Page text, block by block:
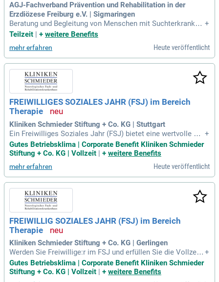
AGJ-Fachverband Prävention und Rehabilitation in der
Erzdiözese Freiburg e.V. | Sigmaringen
Beratung und Begleitung von Menschen mit Suchterkrankun
gen; Durchführung ambulanter Suchtrehabilitation (ARS); Ein
im regionalen Hilfesystem.
+
Teilzeit
+ weitere Benefits
mehr erfahren Heute veröffentlicht
FREIWILLIGES SOZIALES JAHR (FSJ) im Bereich
Therapie
Kliniken Schmieder Stiftung + Co. KG | Stuttgart
Ein Freiwilliges Soziales Jahr (FSJ) bietet eine wertvolle Gel
egenheit für junge Erwachsene, die ihr 27. Lebensjahr noch
nicht vollendet haben. Das FSJ dauert in der Regel 12 Monat
e, kann aber auf 6 Monate verkürzt oder bis zu 18 Monate ve
rlängert werden. Teamfähigkeit, Zuverlässigkeit und Freude
am Umgang mit Menschen sind essenziell. Bitte beachten S
ie, dass wir keine Unterkunftsmöglichkeiten anbieten und D
eutschkenntnisse auf dem Niveau B2 erforderlich sind. Wer
den Sie Teil eines interdisziplinären Teams und unterstützen
Sie Patient:innen auf ihrem Weg zur Selbstständigkeit. Stärk
en Sie Ihre soziale Kompetenz durch den Austausch mit Fac
hpersonal und dem Kontakt zu unseren Patient:innen.
+
Gutes Betriebsklima | Corporate Benefit Kliniken Schmieder
Stiftung + Co. KG | Vollzeit | + weitere Benefits
mehr erfahren Heute veröffentlicht
FREIWILLIG SOZIALES JAHR (FSJ) im Bereich
Therapie
Kliniken Schmieder Stiftung + Co. KG | Gerlingen
Werden Sie Freiwillige:r im FSJ und erfüllen Sie die Vollzeits
chulpflicht, während Sie unter 27 Jahre alt sind. Der Freiwilli
gendienst dauert in der Regel 12 Monate, kann aber auf 6 M
onate verkürzt oder auf 18 Monate verlängert werden. Team
+
Gutes Betriebsklima | Corporate Benefit Kliniken Schmieder
Stiftung + Co. KG | Vollzeit | + weitere Benefits